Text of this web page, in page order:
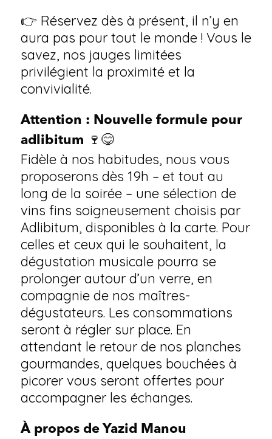
👉 Réservez dès à présent, il n’y en
aura pas pour tout le monde ! Vous le
savez, nos jauges limitées
privilégient la proximité et la
convivialité.
Attention : Nouvelle formule pour
adlibitum 🍷😋
Fidèle à nos habitudes, nous vous
proposerons dès 19h – et tout au
long de la soirée – une sélection de
vins fins soigneusement choisis par
Adlibitum, disponibles à la carte. Pour
celles et ceux qui le souhaitent, la
dégustation musicale pourra se
prolonger autour d’un verre, en
compagnie de nos maîtres-
dégustateurs. Les consommations
seront à régler sur place. En
attendant le retour de nos planches
gourmandes, quelques bouchées à
picorer vous seront offertes pour
accompagner les échanges.
À propos de Yazid Manou